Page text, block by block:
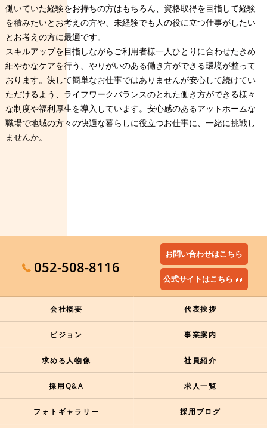
働いていた経験をお持ちの方はもちろん、資格取得を目指して経験
を積みたいとお考えの方や、未経験でも人の役に立つ仕事がしたい
とお考えの方に最適です。
スキルアップを目指しながらご利用者様一人ひとりに合わせたきめ
細やかなケアを行う、やりがいのある働き方ができる環境が整って
おります。決して簡単なお仕事ではありませんが安心して続けてい
ただけるよう、ライフワークバランスのとれた働き方ができる様々
な制度や福利厚生を導入しています。安心感のあるアットホームな
職場で地域の方々の快適な暮らしに役立つお仕事に、一緒に挑戦し
ませんか。
052-508-8116
公式サイトはこちら
お問い合わせはこちら
会社概要 代表挨拶
ビジョン 事業案内
求める人物像 社員紹介
採用Q&A 求人一覧
フォトギャラリー 採用ブログ